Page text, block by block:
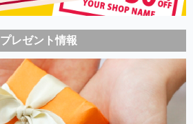
プレゼント情報